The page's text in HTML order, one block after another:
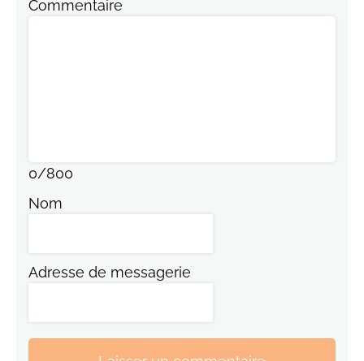
Commentaire
0/800
Nom
Adresse de messagerie